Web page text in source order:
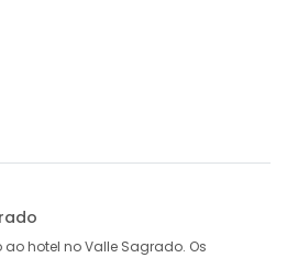
hotel no Valle Sagrado. Os